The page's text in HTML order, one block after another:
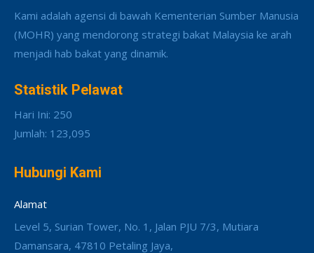
Kami adalah agensi di bawah Kementerian Sumber Manusia
(MOHR) yang mendorong strategi bakat Malaysia ke arah
menjadi hab bakat yang dinamik.
Statistik Pelawat
Hari Ini: 250
Jumlah: 123,095
Hubungi Kami
Alamat
Level 5, Surian Tower, No. 1, Jalan PJU 7/3, Mutiara
Damansara, 47810 Petaling Jaya,